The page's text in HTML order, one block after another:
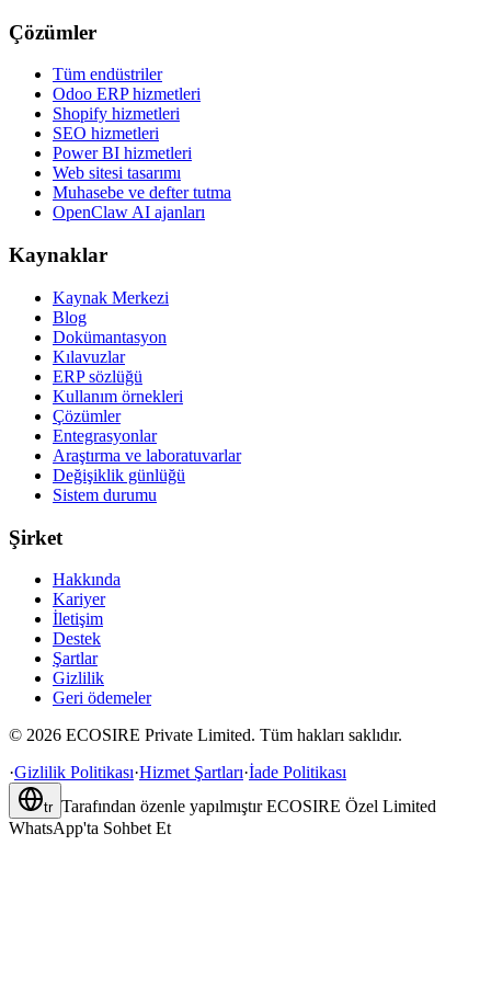
Çözümler
Tüm endüstriler
Odoo ERP hizmetleri
Shopify hizmetleri
SEO hizmetleri
Power BI hizmetleri
Web sitesi tasarımı
Muhasebe ve defter tutma
OpenClaw AI ajanları
Kaynaklar
Kaynak Merkezi
Blog
Dokümantasyon
Kılavuzlar
ERP sözlüğü
Kullanım örnekleri
Çözümler
Entegrasyonlar
Araştırma ve laboratuvarlar
Değişiklik günlüğü
Sistem durumu
Şirket
Hakkında
Kariyer
İletişim
Destek
Şartlar
Gizlilik
Geri ödemeler
© 2026 ECOSIRE Private Limited. Tüm hakları saklıdır.
·Gizlilik Politikası·Hizmet Şartları·İade Politikası
tr Tarafından özenle yapılmıştır ECOSIRE Özel Limited
WhatsApp'ta Sohbet Et